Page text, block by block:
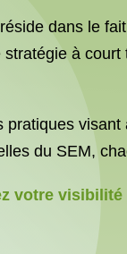
dans le
à
du SEM,
visibilité